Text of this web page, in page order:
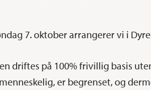
7. oktober arrangerer vi i
driftes på 100% frivillig basis
er begrenset, og